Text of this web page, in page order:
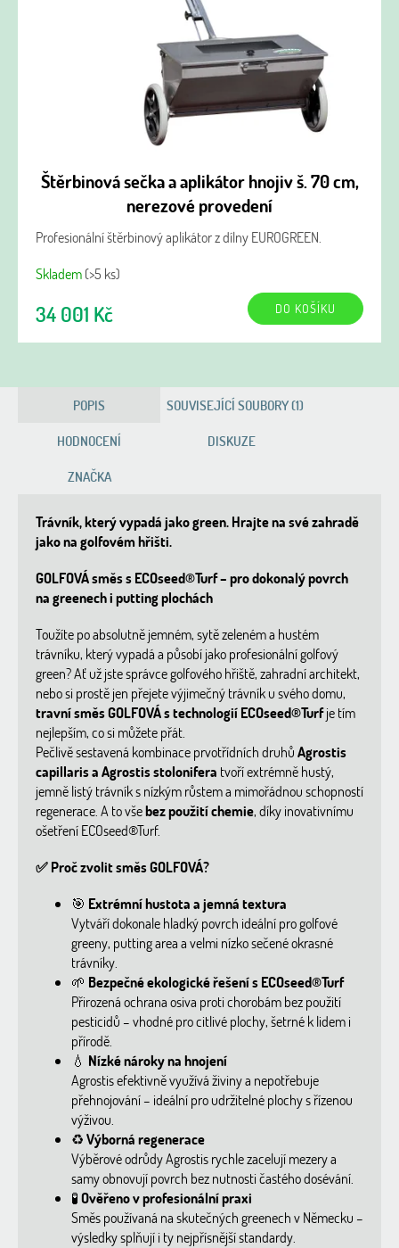
Štěrbinová sečka a aplikátor hnojiv š. 70 cm,
nerezové provedení
Profesionální štěrbinový aplikátor z dílny EUROGREEN.
Skladem(>5 ks)
34 001 Kč DO KOŠÍKU
POPIS
SOUVISEJÍCÍ SOUBORY (1)
HODNOCENÍ
DISKUZE
ZNAČKA
Trávník, který vypadá jako green. Hrajte na své zahradě
jako na golfovém hřišti.
GOLFOVÁ směs s ECOseed®Turf – pro dokonalý povrch
na greenech i putting plochách
Toužíte po absolutně jemném, sytě zeleném a hustém
trávníku, který vypadá a působí jako profesionální golfový
green? Ať už jste správce golfového hřiště, zahradní architekt,
nebo si prostě jen přejete výjimečný trávník u svého domu,
travní směs GOLFOVÁ s technologií ECOseed®Turfje tím
nejlepším, co si můžete přát.
Pečlivě sestavená kombinace prvotřídních druhůAgrostis
capillaris a Agrostis stolonifera tvoří extrémně hustý,
jemně listý trávník s nízkým růstem a mimořádnou schopností
regenerace. A to všebez použití chemie, díky inovativnímu
ošetření ECOseed®Turf.
✅ Proč zvolit směs GOLFOVÁ?
🎯 Extrémní hustota a jemná textura
Vytváří dokonale hladký povrch ideální pro golfové
greeny, putting area a velmi nízko sečené okrasné
trávníky.
🌱 Bezpečné ekologické řešení s ECOseed®Turf
Přirozená ochrana osiva proti chorobám bez použití
pesticidů – vhodné pro citlivé plochy, šetrné k lidem i
přírodě.
💧 Nízké nároky na hnojení
Agrostis efektivně využívá živiny a nepotřebuje
přehnojování – ideální pro udržitelné plochy s řízenou
výživou.
♻️Výborná regenerace
Výběrové odrůdy Agrostis rychle zacelují mezery a
samy obnovují povrch bez nutnosti častého dosévání.
🧪Ověřeno v profesionální praxi
Směs používaná na skutečných greenech v Německu –
výsledky splňují i ty nejpřísnější standardy.